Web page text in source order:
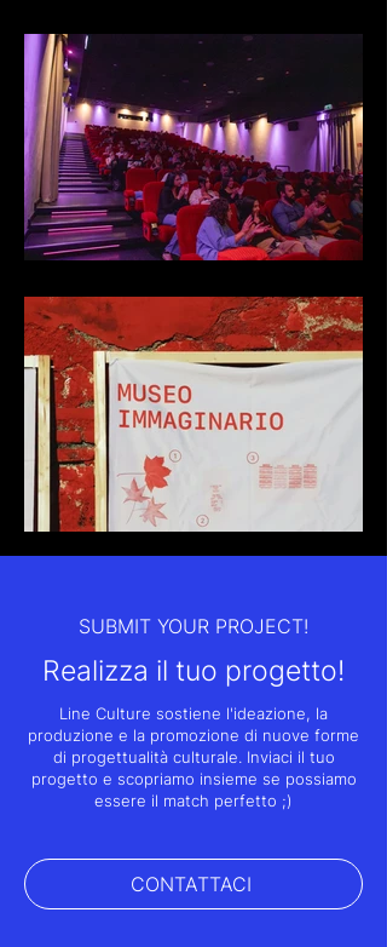
SUBMIT YOUR PROJECT!
Realizza il tuo progetto!
Line Culture sostiene l'ideazione, la
produzione e la promozione di nuove forme
di progettualità culturale. Inviaci il tuo
progetto e scopriamo insieme se possiamo
essere il match perfetto ;)
CONTATTACI